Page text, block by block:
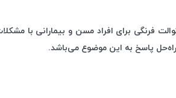
فرنگی برای افراد مسن و بیمارانی با
پاسخ به این موضوع می‌باشد.